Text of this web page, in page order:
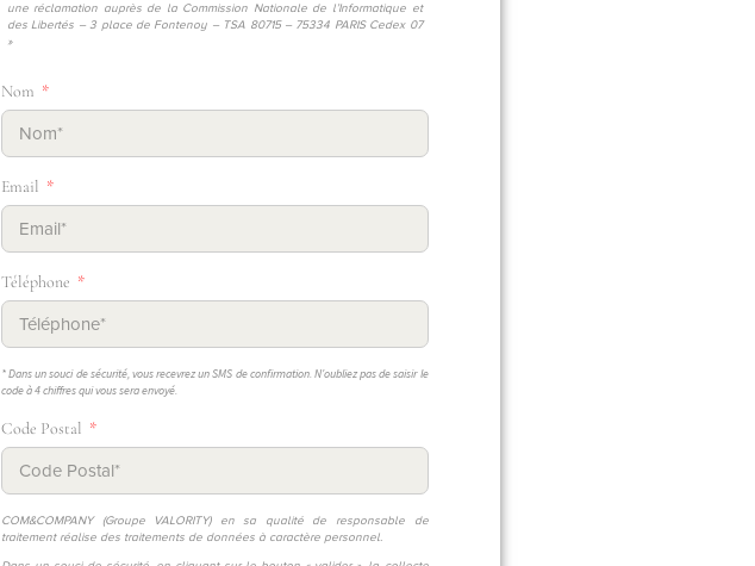
une réclamation auprès de la Commission Nationale de l’Informatique et
des Libertés – 3 place de Fontenoy – TSA 80715 – 75334 PARIS Cedex 07
»
Nom
Email
Téléphone
* Dans un souci de sécurité, vous recevrez un SMS de confirmation. N'oubliez pas de saisir le
code à 4 chiffres qui vous sera envoyé.
Code Postal
COM&COMPANY (Groupe VALORITY) en sa qualité de responsable de
traitement réalise des traitements de données à caractère personnel.